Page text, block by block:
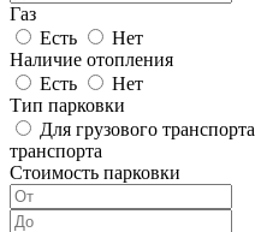
Газ
Есть
Нет
Наличие отопления
Есть
Нет
Тип парковки
Для грузового транспорта
транспорта
Стоимость парковки